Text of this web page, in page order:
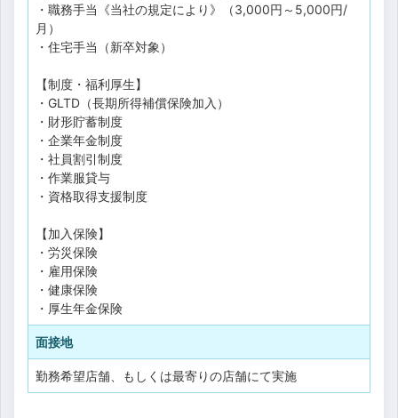
・職務手当《当社の規定により》（3,000円～5,000円/
月）
・住宅手当（新卒対象）
【制度・福利厚生】
・GLTD（長期所得補償保険加入）
・財形貯蓄制度
・企業年金制度
・社員割引制度
・作業服貸与
・資格取得支援制度
【加入保険】
・労災保険
・雇用保険
・健康保険
・厚生年金保険
面接地
勤務希望店舗、もしくは最寄りの店舗にて実施